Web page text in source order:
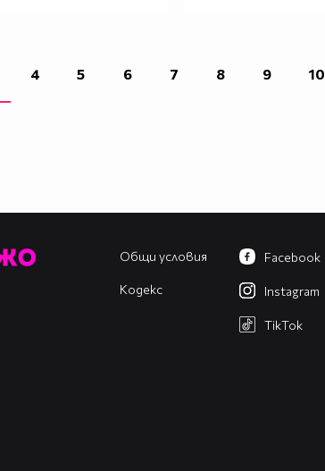
4 5 6 7 8 9 10
Общи условия
Кодекс
Facebook
Instagram
TikTok